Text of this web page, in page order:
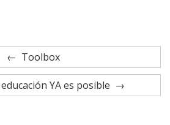
Toolbox
YA es posible